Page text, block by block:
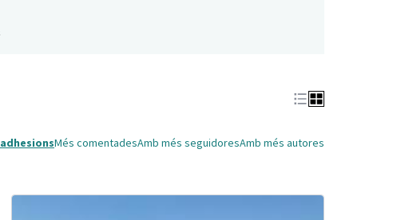
Més comentadesAmb més seguidoresAmb més autores